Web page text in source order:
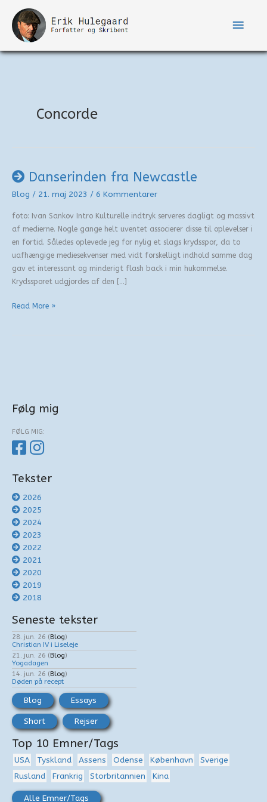
indholdet
Concorde
Danserinden fra Newcastle
Blog / 21. maj 2023 / 6 Kommentarer
foto: Ivan Sankov Intro Kulturelle indtryk serveres dagligt og massivt
af medierne. Nogle gange helt uventet associerer disse til oplevelser i
en fortid. Således oplevede jeg for nylig et slags krydsspor, da to
uafhængige mediesekvenser med vidt forskelligt indhold samme dag
gav et interessant og minderigt flash back i min hukommelse.
Krydssporet udgjordes af den […]
Danserinden
Read More »
Følg mig
FØLG MIG:
Tekster
2026
2025
2024
2023
2022
2021
2020
2019
2018
Seneste tekster
28. jun. 26 (Blog)
Christian IV i Liseleje
21. jun. 26 (Blog)
Yogadagen
14. jun. 26 (Blog)
Døden på recept
Blog Essays
Short Rejser
Top 10 Emner/Tags
USA Tyskland Assens Odense København
Sverige
Rusland
Frankrig Storbritannien Kina
Alle Emner/Tags